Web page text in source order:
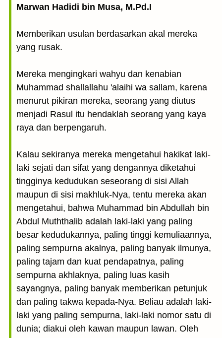
Marwan Hadidi bin Musa, M.Pd.I
Memberikan usulan berdasarkan akal mereka
yang rusak.
Mereka mengingkari wahyu dan kenabian
Muhammad shallallahu 'alaihi wa sallam, karena
menurut pikiran mereka, seorang yang diutus
menjadi Rasul itu hendaklah seorang yang kaya
raya dan berpengaruh.
Kalau sekiranya mereka mengetahui hakikat laki-
laki sejati dan sifat yang dengannya diketahui
tingginya kedudukan seseorang di sisi Allah
maupun di sisi makhluk-Nya, tentu mereka akan
mengetahui, bahwa Muhammad bin Abdullah bin
Abdul Muththalib adalah laki-laki yang paling
besar kedudukannya, paling tinggi kemuliaannya,
paling sempurna akalnya, paling banyak ilmunya,
paling tajam dan kuat pendapatnya, paling
sempurna akhlaknya, paling luas kasih
sayangnya, paling banyak memberikan petunjuk
dan paling takwa kepada-Nya. Beliau adalah laki-
laki yang paling sempurna, laki-laki nomor satu di
dunia; diakui oleh kawan maupun lawan. Oleh